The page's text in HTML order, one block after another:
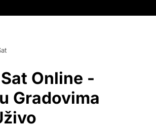
Online -
Gradovima